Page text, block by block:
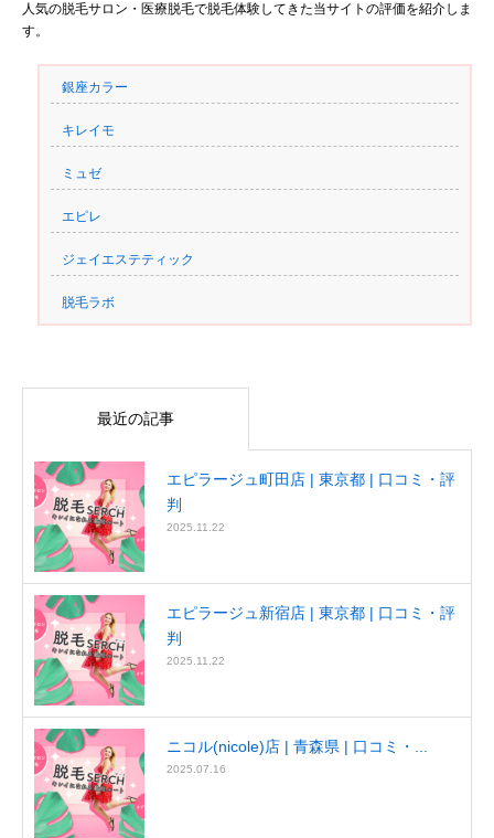
人気の脱毛サロン・医療脱毛で脱毛体験してきた当サイトの評価を紹介しま
す。
銀座カラー
キレイモ
ミュゼ
エピレ
ジェイエステティック
脱毛ラボ
最近の記事
エピラージュ町田店 | 東京都 | 口コミ・評
判
2025.11.22
エピラージュ新宿店 | 東京都 | 口コミ・評
判
2025.11.22
ニコル(nicole)店 | 青森県 | 口コミ・...
2025.07.16